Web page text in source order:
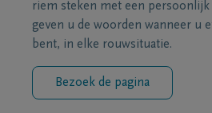
riem steken met een persoonlijk
geven u de woorden wanneer u
bent, in elke rouwsituatie.
Bezoek de pagina